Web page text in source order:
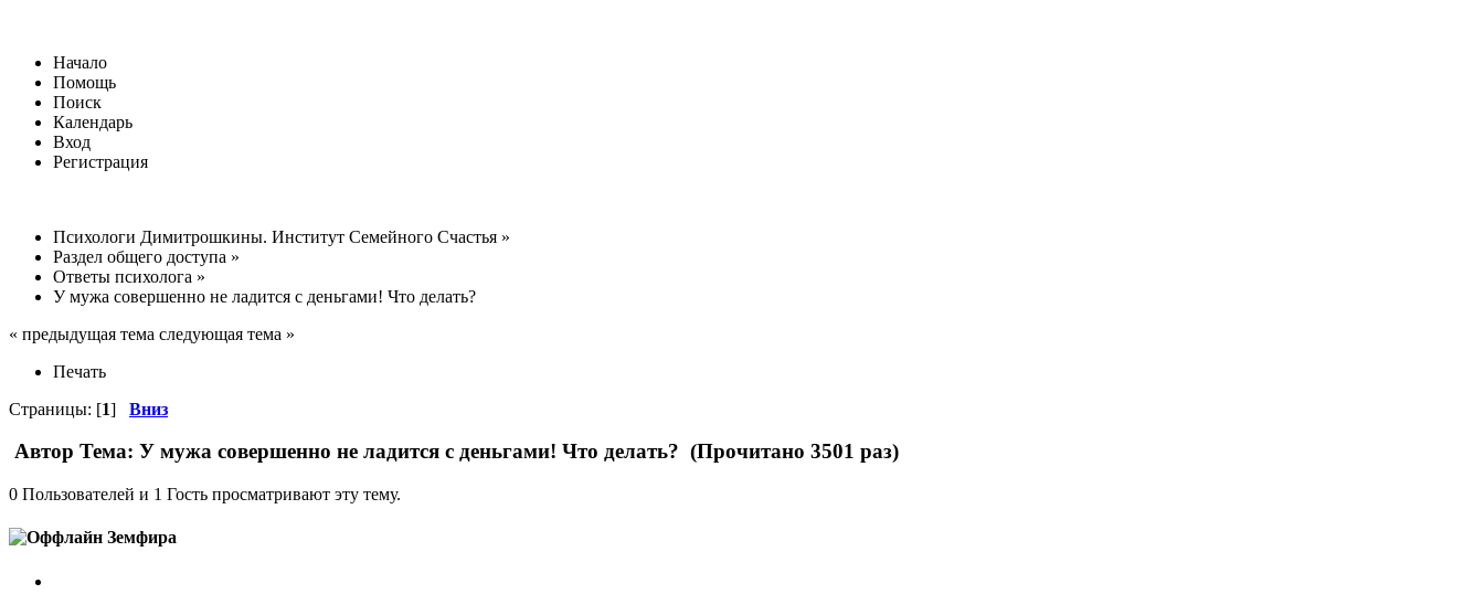
Начало
Помощь
Поиск
Календарь
Вход
Регистрация
Психологи Димитрошкины. Институт Семейного Счастья »
Раздел общего доступа »
Ответы психолога »
У мужа совершенно не ладится с деньгами! Что делать?
« предыдущая тема следующая тема »
Печать
Страницы: [1] Вниз
Автор Тема: У мужа совершенно не ладится с деньгами! Что делать? (Прочитано 3501 раз)
0 Пользователей и 1 Гость просматривают эту тему.
Земфира